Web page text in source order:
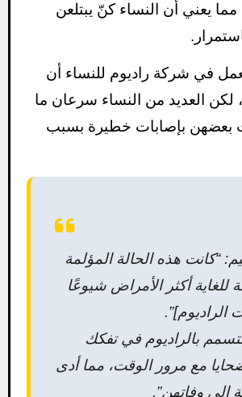
يعني أن النساء كنّ يبتلعن
في شركة راديوم للنساء أن
لكن العديد من النساء سرعان ما
بعضهن بإصابات خطيرة بسبب
“كانت هذه الحالة المؤلمة
للغاية أكثر الأمراض شيوعًا
الراديوم]”.
بالراديوم في تفكك
مع مرور الوقت، مما أدى
إلى وفاتهن”.